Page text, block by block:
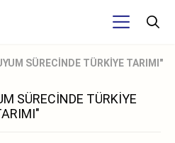
SÜRECİNDE TÜRKİYE TARIMI"
SÜRECİNDE TÜRKİYE